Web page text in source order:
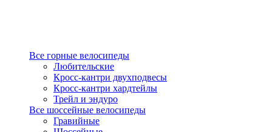
Все горные велосипеды
Любительские
Кросс-кантри двухподвесы
Кросс-кантри хардтейлы
Трейл и эндуро
Все шоссейные велосипеды
Гравийные